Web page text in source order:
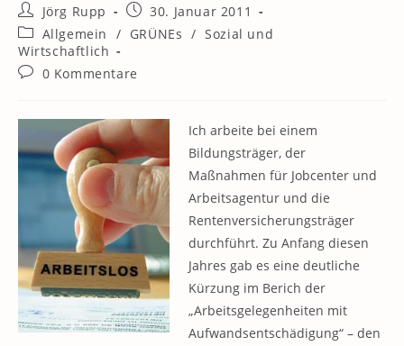
Beitrags-
Autor:
Jörg Rupp
Beitrag
veröffentlicht:
30. Januar 2011
Beitrags-
Kategorie:
Allgemein / GRÜNEs / Sozial und
Wirtschaftlich
Beitrags-
0 Kommentare
Ich arbeite bei einem
Bildungsträger, der
Maßnahmen für Jobcenter und
Arbeitsagentur und die
Rentenversicherungsträger
durchführt. Zu Anfang diesen
Jahres gab es eine deutliche
Kürzung im Berich der
„Arbeitsgelegenheiten mit
Aufwandsentschädigung“ – den